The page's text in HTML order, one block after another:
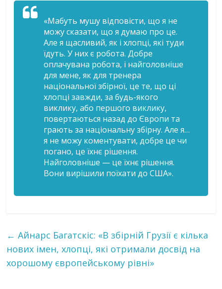
«Мабуть мушу відповісти, що я не
можу сказати, що я думаю про це.
Але я щасливий, як і хлопці, які туди
їдуть. У них є робота. Добре
оплачувана робота, і найголовніше
для мене, як для тренера
національної збірної, це те, що ці
хлопці завжди, за будь-якого
виклику, або першого виклику,
повертаються назад до Європи та
грають за національну збірну. Але я…
я не можу коментувати, добре це чи
погано, це їхнє рішення.
Найголовніше — це їхнє рішення.
Вони вирішили поїхати до США».
← Айнарс Багатскіс: «В збірній Грузії є кілька
нових імен, хлопці, які отримали досвід на
хорошому європейському рівні»